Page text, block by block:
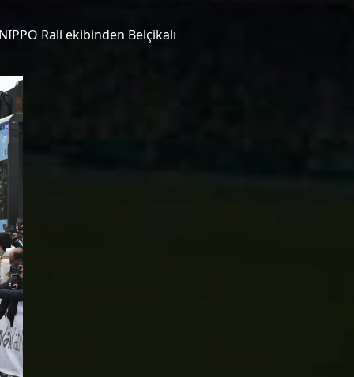
Rali ekibinden Belçikalı